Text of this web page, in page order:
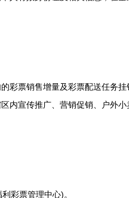
票销售增量及彩票配送任务挂
内宣传推广、营销促销、户外
彩票管理中心)。